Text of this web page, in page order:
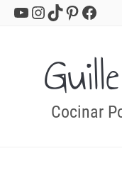
YouTube
Instagram
TikTok
Cocinar